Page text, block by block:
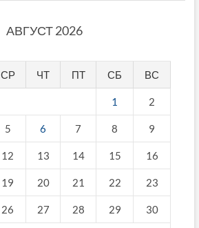
АВГУСТ 2026
СР ЧТ ПТ СБ ВС
1 2
5 6 7 8 9
12 13 14 15 16
19 20 21 22 23
26 27 28 29 30